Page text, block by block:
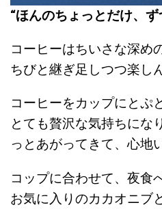
“ほんのちょっとだけ、
コーヒーはちいさな深め
ちびと継ぎ足しつつ楽し
コーヒーをカップにとぷ
とても贅沢な気持ちにな
っとあがってきて、心地
コップに合わせて、夜食
お気に入りのカカオニブ